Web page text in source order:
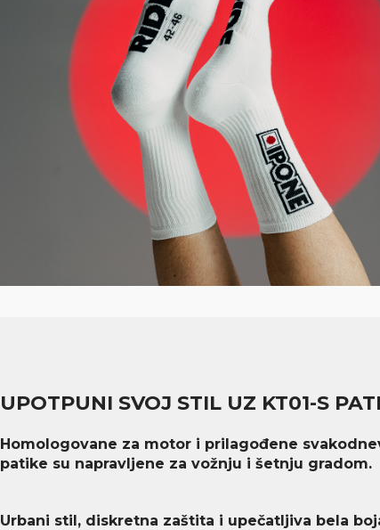
UPOTPUNI SVOJ STIL UZ KT01-S
Homologovane za motor i prilagođene
patike su napravljene za vožnju i šetnju gradom.
Urbani stil, diskretna zaštita i upečatljiva bela